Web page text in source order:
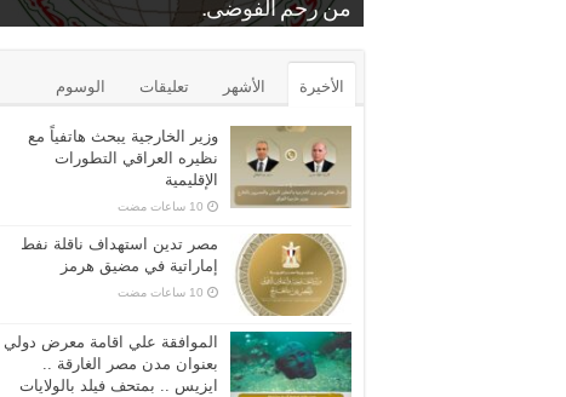
من رحم الفوضى.
برونزية كأس مصر للتايكوندو
الشرب عن مركز الرياض بكفر الشيخ
بيع بالمزاد العلني…محكمه المحله الكبرى
بمنشة الشرقية
محامين كفرالشيخ الاستاذ فراج زعفان
د. عايدة عبدالبارى.
الأخيرة الأشهر تعليقات الوسوم
وزير الخارجية يبحث هاتفياً مع
نظيره العراقي التطورات
الإقليمية
مصر تدين استهداف ناقلة نفط
إماراتية في مضيق هرمز
الموافقة علي اقامة معرض دولي
بعنوان مدن مصر الغارقة ..
ايزيس .. بمتحف فيلد بالولايات